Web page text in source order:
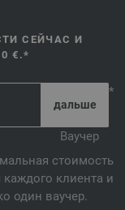
СЕЙЧАС И
€.*
*
Ваучер
стоимость
каждого клиента и
один ваучер.